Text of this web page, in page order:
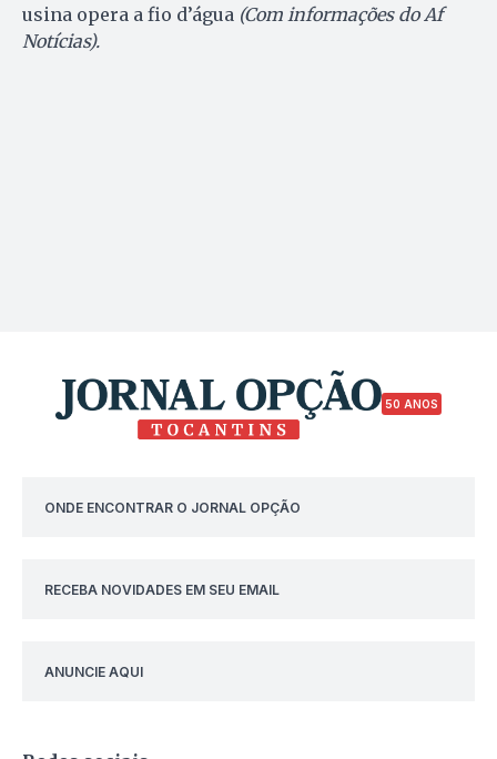
usina opera a fio d’água (Com informações do Af
Notícias).
50 ANOS
ONDE ENCONTRAR O JORNAL OPÇÃO
RECEBA NOVIDADES EM SEU EMAIL
ANUNCIE AQUI